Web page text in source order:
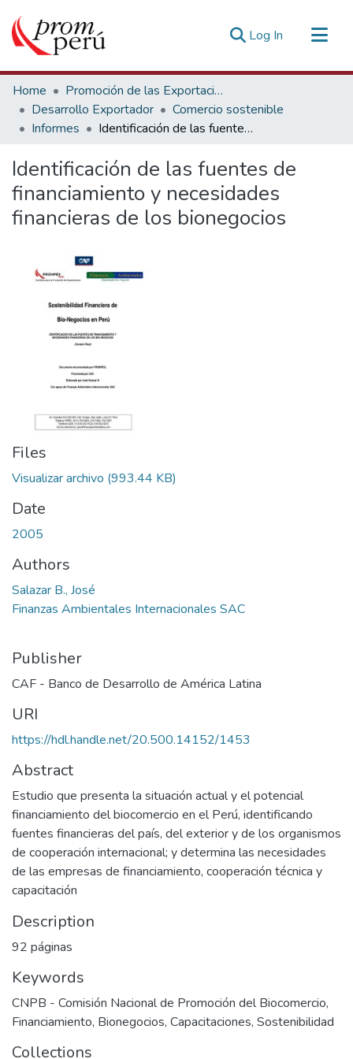
Log In (current)
Communities & Collections
All of DSpace
Statistics
Estadísticas Externas
Home
Promoción de las Exportaciones
Desarrollo Exportador
Comercio sostenible
Informes
Identificación de las fuentes de financiamiento y necesidades financieras de los bionegocios
Identificación de las fuentes de
financiamiento y necesidades
financieras de los bionegocios
Files
Visualizar archivo (993.44 KB)
Date
2005
Authors
Salazar B., José
Finanzas Ambientales Internacionales SAC
Publisher
CAF - Banco de Desarrollo de América Latina
URI
https://hdl.handle.net/20.500.14152/1453
Abstract
Estudio que presenta la situación actual y el potencial
financiamiento del biocomercio en el Perú, identificando
fuentes financieras del país, del exterior y de los organismos
de cooperación internacional; y determina las necesidades
de las empresas de financiamiento, cooperación técnica y
capacitación
Description
92 páginas
Keywords
CNPB - Comisión Nacional de Promoción del Biocomercio,
Financiamiento, Bionegocios, Capacitaciones, Sostenibilidad
Collections